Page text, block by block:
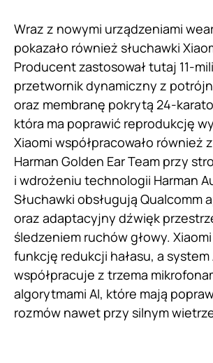
Wraz z nowymi urządzeniami
pokazało również słuchawki
Producent zastosował tutaj 11-
przetwornik dynamiczny z
oraz membranę pokrytą 24-
która ma poprawić reprodukcję
Xiaomi współpracowało również
Harman Golden Ear Team przy
i wdrożeniu technologii Harman
Słuchawki obsługują Qualcomm
oraz adaptacyjny dźwięk
śledzeniem ruchów głowy.
funkcję redukcji hałasu, a system
współpracuje z trzema
algorytmami AI, które mają
rozmów nawet przy silnym